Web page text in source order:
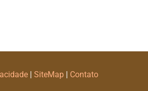
| SiteMap| Contato